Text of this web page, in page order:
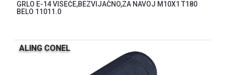
GRLO E-14 VISEĆE,BEZVIJAČNO,ZA NAVOJ M10X1 T180
BELO 11011.0
ALING CONEL